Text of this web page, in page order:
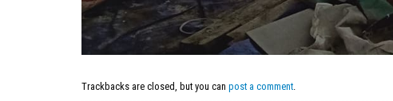
Trackbacks are closed, but you can post a comment.